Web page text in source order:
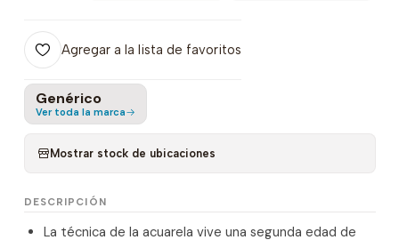
Agregar a la lista de favoritos
Genérico
Ver toda la marca
Mostrar stock de ubicaciones
DESCRIPCIÓN
La técnica de la acuarela vive una segunda edad de